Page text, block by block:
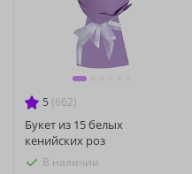
5 (662)
Букет из 15 белых
кенийских роз
В наличии